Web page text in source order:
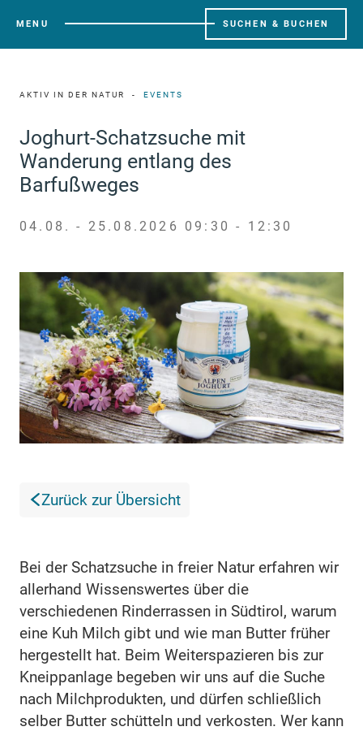
MENU SUCHEN & BUCHEN
AKTIV IN DER NATUR EVENTS
Joghurt-Schatzsuche mit
Wanderung entlang des
Barfußweges
04.08. - 25.08.2026 09:30 - 12:30
Zurück zur Übersicht
Bei der Schatzsuche in freier Natur erfahren wir
allerhand Wissenswertes über die
verschiedenen Rinderrassen in Südtirol, warum
eine Kuh Milch gibt und wie man Butter früher
hergestellt hat. Beim Weiterspazieren bis zur
Kneippanlage begeben wir uns auf die Suche
nach Milchprodukten, und dürfen schließlich
selber Butter schütteln und verkosten. Wer kann